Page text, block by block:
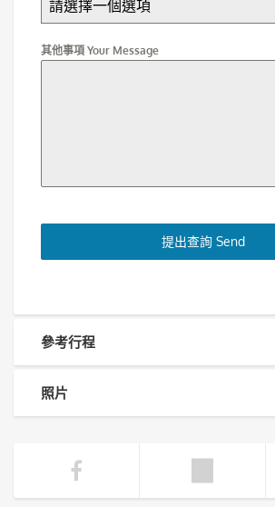
請選擇一個選項
其他事項 Your Message
提出查詢 Send
參考行程
照片